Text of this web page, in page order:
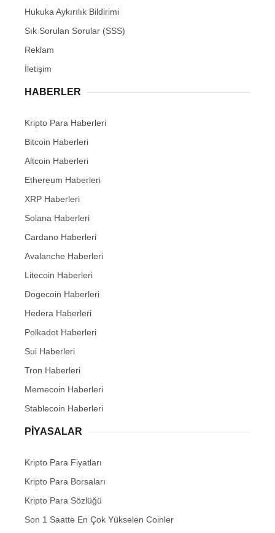
Hukuka Aykırılık Bildirimi
Sık Sorulan Sorular (SSS)
Reklam
İletişim
HABERLER
Kripto Para Haberleri
Bitcoin Haberleri
Altcoin Haberleri
Ethereum Haberleri
XRP Haberleri
Solana Haberleri
Cardano Haberleri
Avalanche Haberleri
Litecoin Haberleri
Dogecoin Haberleri
Hedera Haberleri
Polkadot Haberleri
Sui Haberleri
Tron Haberleri
Memecoin Haberleri
Stablecoin Haberleri
PIYASALAR
Kripto Para Fiyatları
Kripto Para Borsaları
Kripto Para Sözlüğü
Son 1 Saatte En Çok Yükselen Coinler